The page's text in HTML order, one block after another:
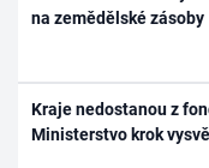
na zemědělské zásoby
Kraje nedostanou z
Ministerstvo krok